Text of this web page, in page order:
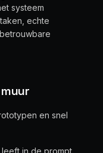
systeem
echte
en snel
in de prompt.